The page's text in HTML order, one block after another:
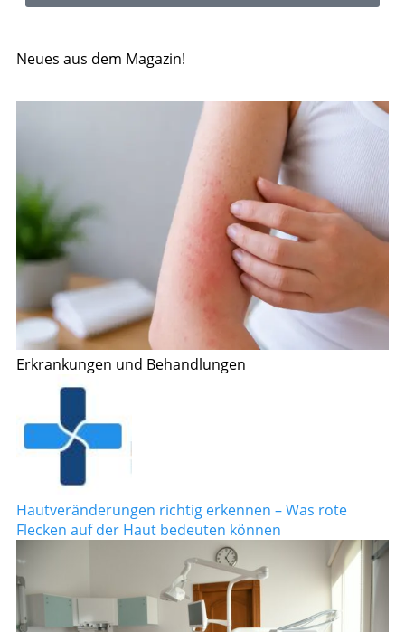
Neues aus dem Magazin!
Erkrankungen und Behandlungen
Hautveränderungen richtig erkennen – Was rote
Flecken auf der Haut bedeuten können